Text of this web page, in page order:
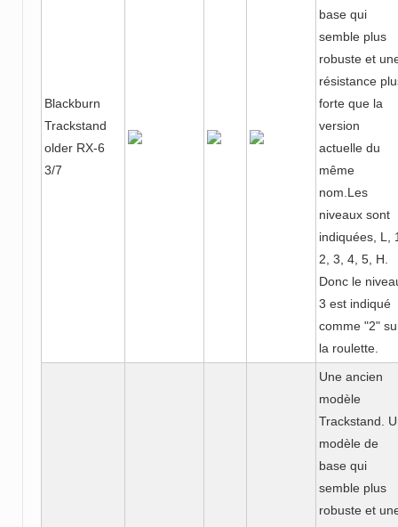
Blackburn
Trackstand
older RX-6
3/7
base qui
semble plus
robuste et
résistance
forte que la
version
actuelle du
même
nom.Les
niveaux sont
indiquées, L,
2, 3, 4, 5, H.
Donc le
3 est indiqué
comme "2"
la roulette.
Une ancien
modèle
Trackstand.
modèle de
base qui
semble plus
robuste et